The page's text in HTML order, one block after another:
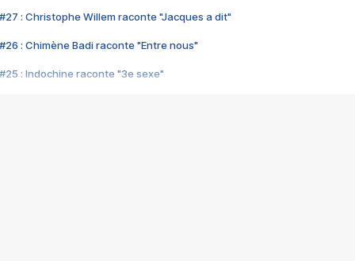
#27 : Christophe Willem raconte "Jacques a dit"
#26 : Chimène Badi raconte "Entre nous"
#25 : Indochine raconte "3e sexe"